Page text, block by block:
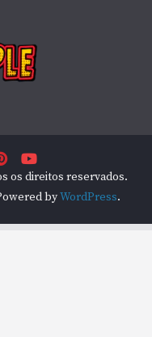
os direitos reservados.
byWordPress.